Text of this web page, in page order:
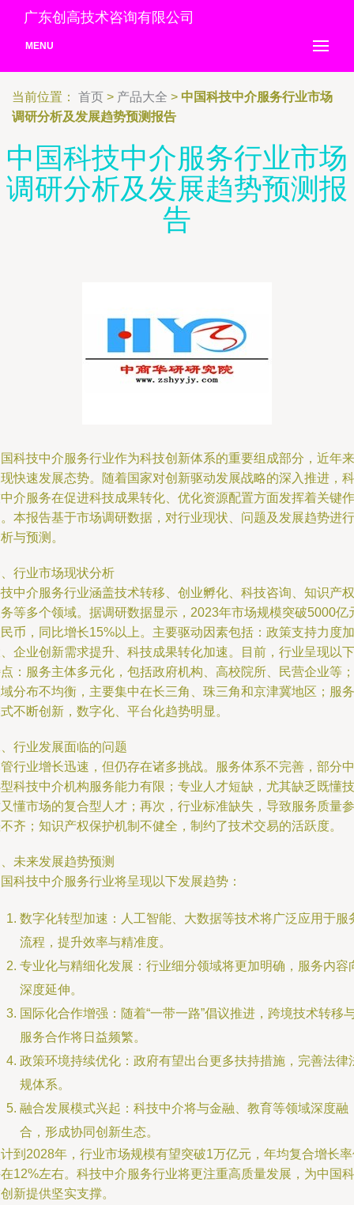
广东创高技术咨询有限公司
MENU
当前位置： 首页 > 产品大全 > 中国科技中介服务行业市场
调研分析及发展趋势预测报告
中国科技中介服务行业市场
调研分析及发展趋势预测报
告
科技中介服务行业作为科技创新体系的重要组成部分，近年来
快速发展态势。随着国家对创新驱动发展战略的深入推进，科
介服务在促进科技成果转化、优化资源配置方面发挥着关键作
本报告基于市场调研数据，对行业现状、问题及发展趋势进行
与预测。
行业市场现状分析
中介服务行业涵盖技术转移、创业孵化、科技咨询、知识产权
等多个领域。据调研数据显示，2023年市场规模突破5000亿
币，同比增长15%以上。主要驱动因素包括：政策支持力度加
企业创新需求提升、科技成果转化加速。目前，行业呈现以下
：服务主体多元化，包括政府机构、高校院所、民营企业等；
分布不均衡，主要集中在长三角、珠三角和京津冀地区；服务
不断创新，数字化、平台化趋势明显。
行业发展面临的问题
行业增长迅速，但仍存在诸多挑战。服务体系不完善，部分中
科技中介机构服务能力有限；专业人才短缺，尤其缺乏既懂技
懂市场的复合型人才；再次，行业标准缺失，导致服务质量参
齐；知识产权保护机制不健全，制约了技术交易的活跃度。
未来发展趋势预测
科技中介服务行业将呈现以下发展趋势：
数字化转型加速：人工智能、大数据等技术将广泛应用于服
流程，提升效率与精准度。
专业化与精细化发展：行业细分领域将更加明确，服务内容
深度延伸。
国际化合作增强：随着“一带一路”倡议推进，跨境技术转移
服务合作将日益频繁。
政策环境持续优化：政府有望出台更多扶持措施，完善法律
规体系。
融合发展模式兴起：科技中介将与金融、教育等领域深度融
合，形成协同创新生态。
到2028年，行业市场规模有望突破1万亿元，年均复合增长
12%左右。科技中介服务行业将更注重高质量发展，为中国科
新提供坚实支撑。